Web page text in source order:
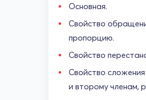
Основная.
Свойство
пропорцию.
Свойство
Свойство
и второму членам,